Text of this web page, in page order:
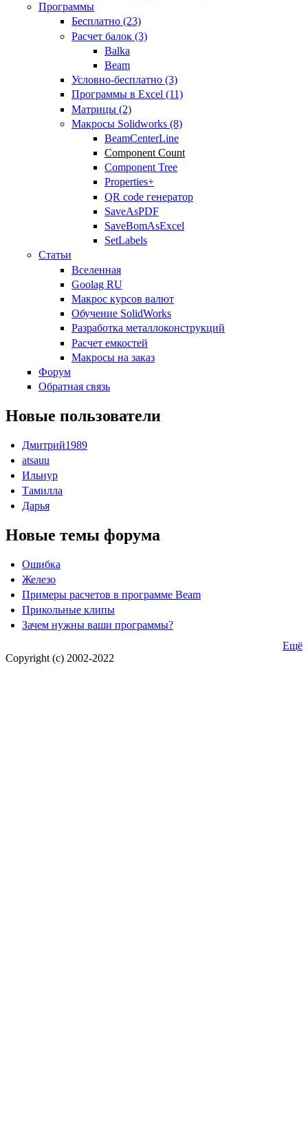
Программы
Бесплатно (23)
Расчет балок (3)
Balka
Beam
Условно-бесплатно (3)
Программы в Excel (11)
Матрицы (2)
Макросы Solidworks (8)
BeamCenterLine
Component Count
Component Tree
Properties+
QR code генератор
SaveAsPDF
SaveBomAsExcel
SetLabels
Статьи
Вселенная
Goolag RU
Макрос курсов валют
Обучение SolidWorks
Разработка металлоконструкций
Расчет емкостей
Макросы на заказ
Форум
Обратная связь
Новые пользователи
Дмитрий1989
atsauu
Ильнур
Тамилла
Дарья
Новые темы форума
Ошибка
Железо
Примеры расчетов в программе Beam
Прикольные клипы
Зачем нужны ваши программы?
Ещё
Copyright (c) 2002-2022